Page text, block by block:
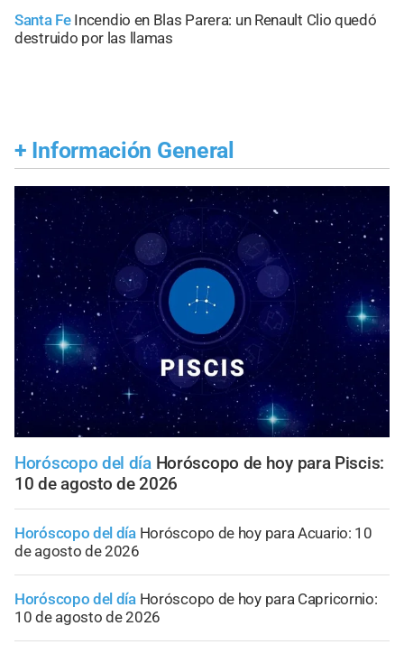
Santa Fe Incendio en Blas Parera: un Renault Clio quedó
destruido por las llamas
+ Información General
Horóscopo del día Horóscopo de hoy para Piscis:
10 de agosto de 2026
Horóscopo del día Horóscopo de hoy para Acuario: 10
de agosto de 2026
Horóscopo del día Horóscopo de hoy para Capricornio:
10 de agosto de 2026